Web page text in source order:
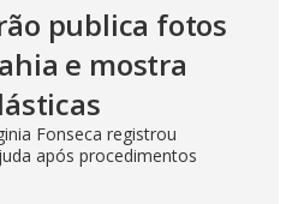
publica fotos
e mostra
Fonseca registrou
após procedimentos